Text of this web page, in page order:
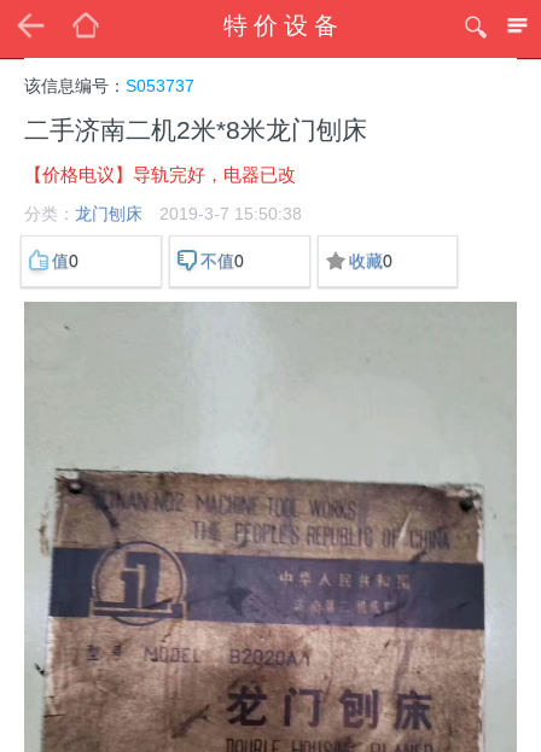
特价设备
该信息编号：S053737
二手济南二机2米*8米龙门刨床
【价格电议】导轨完好，电器已改
分类：龙门刨床 2019-3-7 15:50:38
值0 不值0 收藏0